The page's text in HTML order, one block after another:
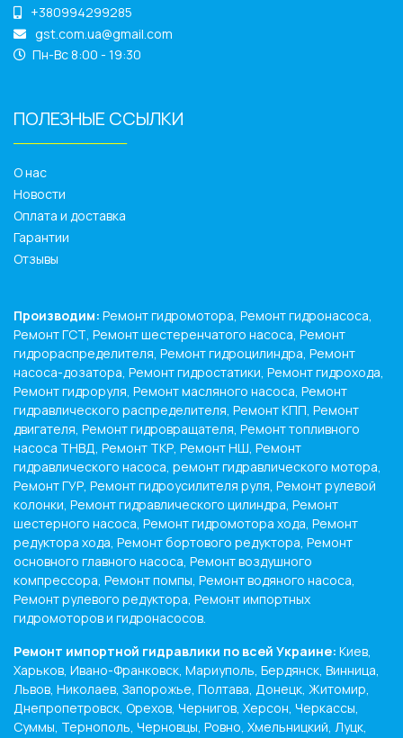
+380994299285
gst.com.ua@gmail.com
Пн-Вс 8:00 - 19:30
ПОЛЕЗНЫЕ ССЫЛКИ
О нас
Новости
Оплата и доставка
Гарантии
Отзывы
Производим: Ремонт гидромотора, Ремонт гидронасоса,
Ремонт ГСТ, Ремонт шестеренчатого насоса, Ремонт
гидрораспределителя, Ремонт гидроцилиндра, Ремонт
насоса-дозатора, Ремонт гидростатики, Ремонт гидрохода,
Ремонт гидроруля, Ремонт масляного насоса, Ремонт
гидравлического распределителя, Ремонт КПП, Ремонт
двигателя, Ремонт гидровращателя, Ремонт топливного
насоса ТНВД, Ремонт ТКР, Ремонт НШ, Ремонт
гидравлического насоса, ремонт гидравлического мотора,
Ремонт ГУР, Ремонт гидроусилителя руля, Ремонт рулевой
колонки, Ремонт гидравлического цилиндра, Ремонт
шестерного насоса, Ремонт гидромотора хода, Ремонт
редуктора хода, Ремонт бортового редуктора, Ремонт
основного главного насоса, Ремонт воздушного
компрессора, Ремонт помпы, Ремонт водяного насоса,
Ремонт рулевого редуктора, Ремонт импортных
гидромоторов и гидронасосов.
Ремонт импортной гидравлики по всей Украине: Киев,
Харьков, Ивано-Франковск, Мариуполь, Бердянск, Винница,
Львов, Николаев, Запорожье, Полтава, Донецк, Житомир,
Днепропетровск, Орехов, Чернигов, Херсон, Черкассы,
Суммы, Тернополь, Черновцы, Ровно, Хмельницкий, Луцк,